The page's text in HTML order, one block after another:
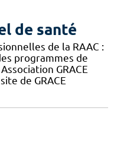
de santé
de la RAAC :
programmes de
GRACE
de GRACE